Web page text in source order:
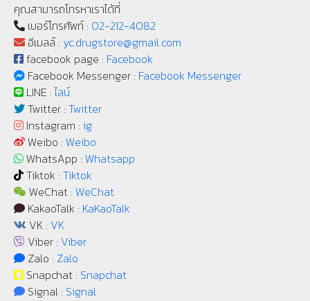
คุณสามารถโทรหาเราได้ที่
เบอร์โทรศัพท์ : 02-212-4082
อีเมลล์ : yc.drugstore@gmail.com
facebook page : Facebook
Facebook Messenger : Facebook Messenger
LINE :ไลน์
Twitter : Twitter
Instagram : ig
Weibo : Weibo
WhatsApp : Whatsapp
Tiktok : Tiktok
WeChat : WeChat
KakaoTalk : KaKaoTalk
VK : VK
Viber : Viber
Zalo : Zalo
Snapchat : Snapchat
Signal : Signal